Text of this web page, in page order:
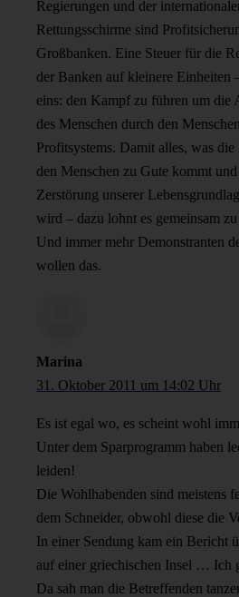
Regierungen und der
Rettungsschirme sind
Großbanken. Eine Steuer für die
der Banken auf kleinere Einheiten
eins: den Kampf zu führen um die
des Menschen durch den
Profitsystems. Damit alles, was
den Menschen zu Gute kommt
Zerstörung unserer
wird – dazu lohnt es gemeinsam
Und immer mehr Demonstranten
wollen das.
Marina
31. Oktober 2011 um 14:02 Uhr
Es ist egal wo, es scheint wohl
Unter dem Sparprogramm haben
leiden!
Die Wohlhabenden sind meistens
dem Schneider, obwohl diese die
In einer Sendung kam ein Bericht
auf einer griechischen Insel … Ich
Da sah man die Betreffenden